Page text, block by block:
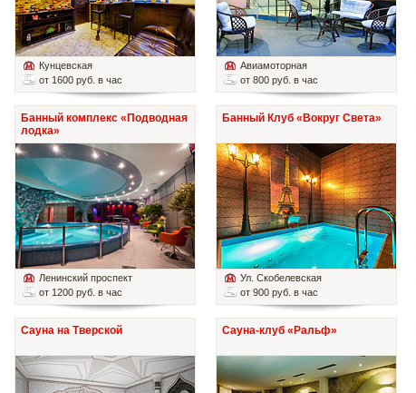
Кунцевская
от 1600 руб. в час
Авиамоторная
от 800 руб. в час
Банный комплекс «Подводная
лодка»
Ленинский проспект
от 1200 руб. в час
Банный Клуб «Вокруг Света»
Ул. Скобелевская
от 900 руб. в час
Сауна на Тверской Сауна-клуб «Ральф»